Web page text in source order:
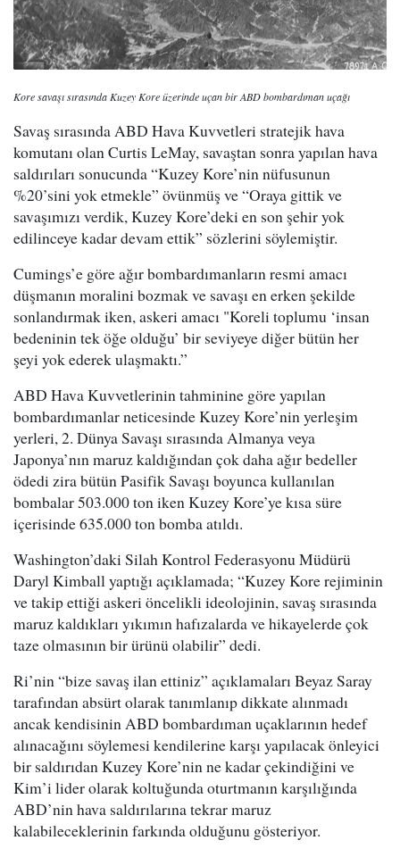
Kore savaşı sırasında Kuzey Kore üzerinde uçan bir ABD bombardıman uçağı
Savaş sırasında ABD Hava Kuvvetleri stratejik hava
komutanı olan Curtis LeMay, savaştan sonra yapılan hava
saldırıları sonucunda “Kuzey Kore’nin nüfusunun
%20’sini yok etmekle” övünmüş ve “Oraya gittik ve
savaşımızı verdik, Kuzey Kore’deki en son şehir yok
edilinceye kadar devam ettik” sözlerini söylemiştir.
Cumings’e göre ağır bombardımanların resmi amacı
düşmanın moralini bozmak ve savaşı en erken şekilde
sonlandırmak iken, askeri amacı "Koreli toplumu ‘insan
bedeninin tek öğe olduğu’ bir seviyeye diğer bütün her
şeyi yok ederek ulaşmaktı.”
ABD Hava Kuvvetlerinin tahminine göre yapılan
bombardımanlar neticesinde Kuzey Kore’nin yerleşim
yerleri, 2. Dünya Savaşı sırasında Almanya veya
Japonya’nın maruz kaldığından çok daha ağır bedeller
ödedi zira bütün Pasifik Savaşı boyunca kullanılan
bombalar 503.000 ton iken Kuzey Kore’ye kısa süre
içerisinde 635.000 ton bomba atıldı.
Washington’daki Silah Kontrol Federasyonu Müdürü
Daryl Kimball yaptığı açıklamada; “Kuzey Kore rejiminin
ve takip ettiği askeri öncelikli ideolojinin, savaş sırasında
maruz kaldıkları yıkımın hafızalarda ve hikayelerde çok
taze olmasının bir ürünü olabilir” dedi.
Ri’nin “bize savaş ilan ettiniz” açıklamaları Beyaz Saray
tarafından absürt olarak tanımlanıp dikkate alınmadı
ancak kendisinin ABD bombardıman uçaklarının hedef
alınacağını söylemesi kendilerine karşı yapılacak önleyici
bir saldırıdan Kuzey Kore’nin ne kadar çekindiğini ve
Kim’i lider olarak koltuğunda oturtmanın karşılığında
ABD’nin hava saldırılarına tekrar maruz
kalabileceklerinin farkında olduğunu gösteriyor.